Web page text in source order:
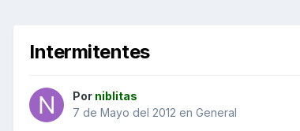
Intermitentes
Por niblitas
7 de Mayo del 2012 en General